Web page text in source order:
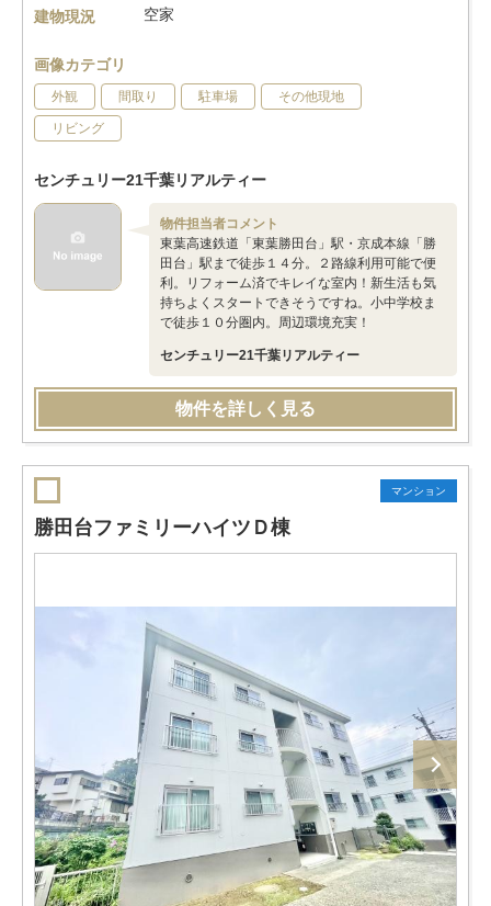
建物現況
空家
画像カテゴリ
外観 間取り 駐車場 その他現地
リビング
センチュリー21千葉リアルティー
物件担当者コメント
東葉高速鉄道「東葉勝田台」駅・京成本線「勝
田台」駅まで徒歩１４分。２路線利用可能で便
利。リフォーム済でキレイな室内！新生活も気
持ちよくスタートできそうですね。小中学校ま
で徒歩１０分圏内。周辺環境充実！
センチュリー21千葉リアルティー
物件を詳しく見る
マンション
勝田台ファミリーハイツＤ棟